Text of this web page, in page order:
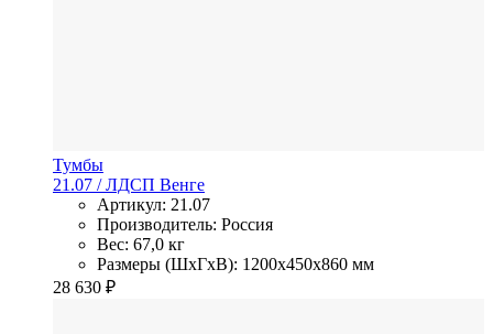
Тумбы
21.07 / ЛДСП Венге
Артикул: 21.07
Производитель: Россия
Вес: 67,0 кг
Размеры (ШхГхВ): 1200x450x860 мм
28 630 ₽